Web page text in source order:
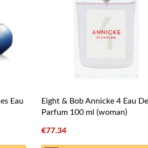
Eau
Eight & Bob Annicke 4 Eau De
Parfum 100 ml (woman)
€77.34